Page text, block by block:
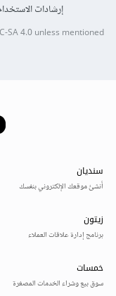
إرشادات الاستخدام
SA 4.0unless mentioned